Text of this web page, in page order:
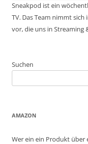
Sneakpod ist ein
TV. Das Team nimmt
vor, die uns in Streaming
Suchen
AMAZON
Wer ein ein Produkt über